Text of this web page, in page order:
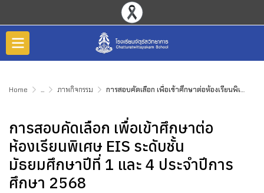
Home ... ภาพกิจกรรม การสอบคัดเลือก เพื่อเข้าศึกษาต่อห้องเรียนพิเศษ EIS ระดับชั้นมัธยมศึกษาปีที่ 1 และ 4 ประจำปีการศึกษา 2568
การสอบคัดเลือก เพื่อเข้าศึกษาต่อ
ห้องเรียนพิเศษ EIS ระดับชั้น
มัธยมศึกษาปีที่ 1 และ 4 ประจำปีการ
ศึกษา 2568